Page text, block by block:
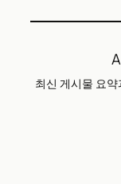
최신 게시물 요